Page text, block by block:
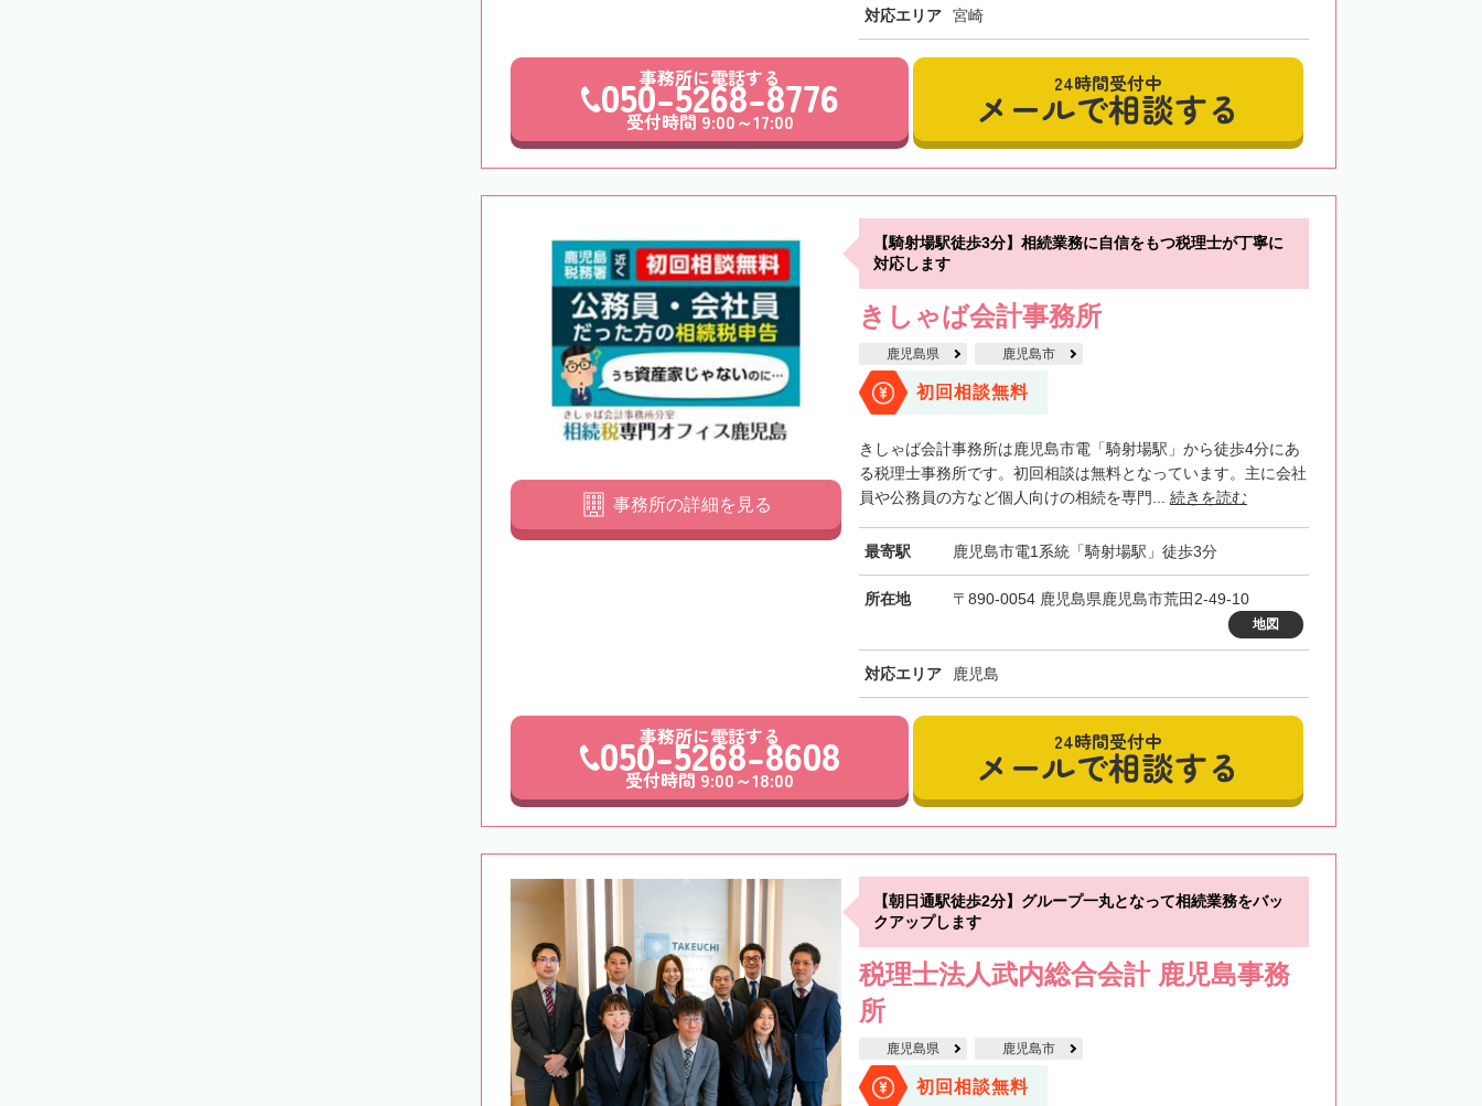
対応エリア 宮崎
事務所に電話する
050-5268-8776
受付時間 9:00～17:00
24時間受付中
メールで相談する
【騎射場駅徒歩3分】相続業務に自信をもつ税理士が丁寧に
対応します
きしゃば会計事務所
鹿児島県 鹿児島市
初回相談無料
きしゃば会計事務所は鹿児島市電「騎射場駅」から徒歩4分にあ
る税理士事務所です。初回相談は無料となっています。主に会社
員や公務員の方など個人向けの相続を専門... 続きを読む
最寄駅 鹿児島市電1系統「騎射場駅」徒歩3分
所在地 〒890-0054 鹿児島県鹿児島市荒田2-49-10
地図
対応エリア 鹿児島
事務所の詳細を見る
事務所に電話する
050-5268-8608
受付時間 9:00～18:00
24時間受付中
メールで相談する
【朝日通駅徒歩2分】グループ一丸となって相続業務をバッ
クアップします
税理士法人武内総合会計 鹿児島事務
所
鹿児島県 鹿児島市
初回相談無料